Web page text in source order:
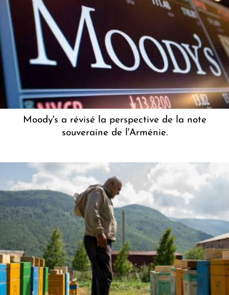
Moody's a révisé la perspective de la note
souveraine de l'Arménie.